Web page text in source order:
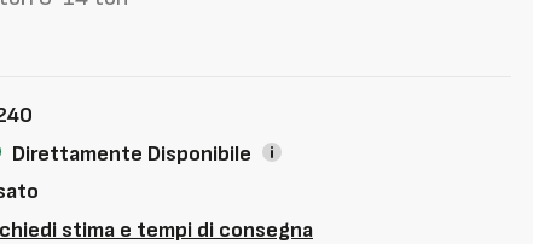
Direttamente Disponibile
stima e tempi di consegna